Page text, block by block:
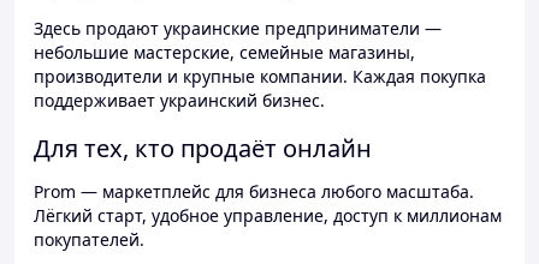
Здесь продают украинские предприниматели —
небольшие мастерские, семейные магазины,
производители и крупные компании. Каждая покупка
поддерживает украинский бизнес.
Для тех, кто продаёт онлайн
Prom — маркетплейс для бизнеса любого масштаба.
Лёгкий старт, удобное управление, доступ к миллионам
покупателей.